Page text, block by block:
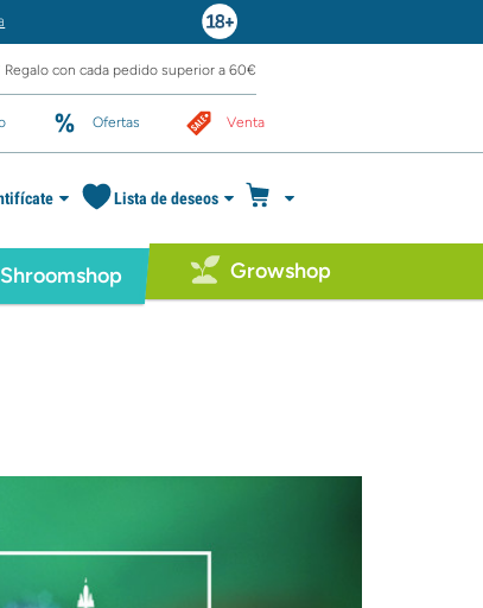
Regalo con cada pedido superior a 60€
Ofertas Venta
Lista de deseos
Shroomshop Growshop